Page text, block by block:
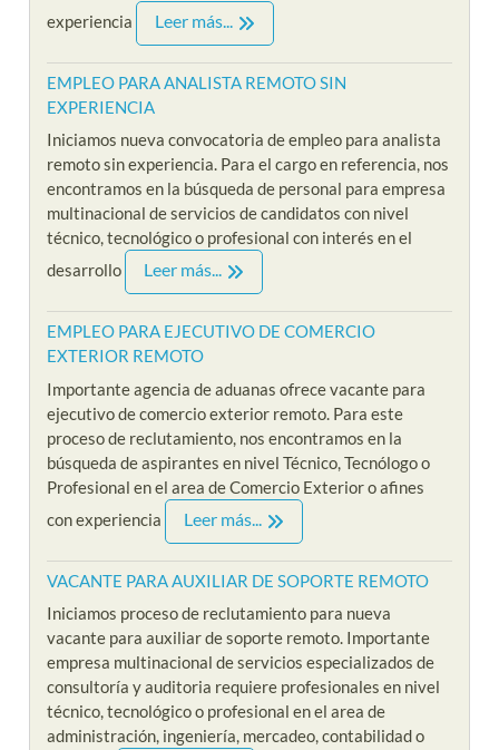
experiencia
Leer más...
EMPLEO PARA ANALISTA REMOTO SIN
EXPERIENCIA
Iniciamos nueva convocatoria de empleo para analista
remoto sin experiencia. Para el cargo en referencia, nos
encontramos en la búsqueda de personal para empresa
multinacional de servicios de candidatos con nivel
técnico, tecnológico o profesional con interés en el
desarrollo
Leer más...
EMPLEO PARA EJECUTIVO DE COMERCIO
EXTERIOR REMOTO
Importante agencia de aduanas ofrece vacante para
ejecutivo de comercio exterior remoto. Para este
proceso de reclutamiento, nos encontramos en la
búsqueda de aspirantes en nivel Técnico, Tecnólogo o
Profesional en el area de Comercio Exterior o afines
con experiencia
Leer más...
VACANTE PARA AUXILIAR DE SOPORTE REMOTO
Iniciamos proceso de reclutamiento para nueva
vacante para auxiliar de soporte remoto. Importante
empresa multinacional de servicios especializados de
consultoría y auditoria requiere profesionales en nivel
técnico, tecnológico o profesional en el area de
administración, ingeniería, mercadeo, contabilidad o